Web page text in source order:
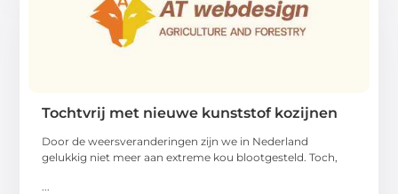
Tochtvrij met nieuwe kunststof kozijnen
Door de weersveranderingen zijn we in Nederland
gelukkig niet meer aan extreme kou blootgesteld. Toch,